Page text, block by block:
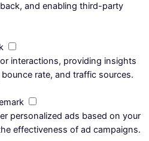
and enabling third-party
interactions, providing insights
rate, and traffic sources.
personalized ads based on your
effectiveness of ad campaigns.